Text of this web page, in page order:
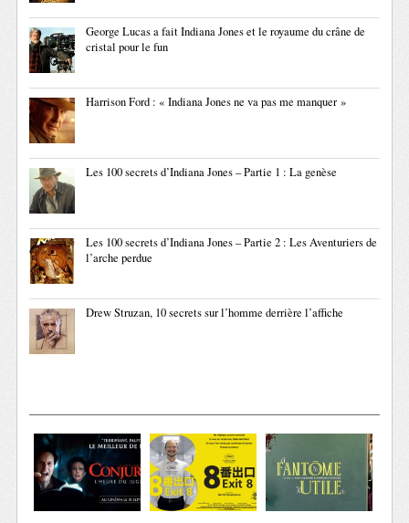
George Lucas a fait Indiana Jones et le royaume du crâne de
cristal pour le fun
Harrison Ford : « Indiana Jones ne va pas me manquer »
Les 100 secrets d’Indiana Jones – Partie 1 : La genèse
Les 100 secrets d’Indiana Jones – Partie 2 : Les Aventuriers de
l’arche perdue
Drew Struzan, 10 secrets sur l’homme derrière l’affiche